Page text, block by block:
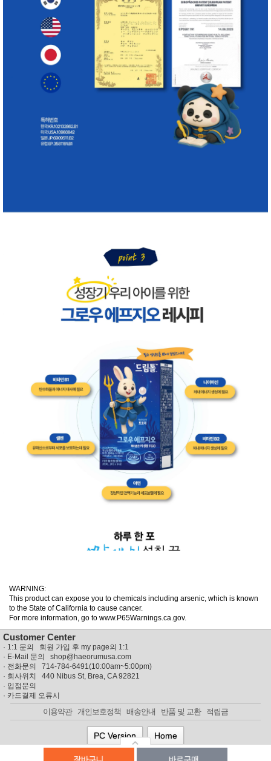
WARNING:
This product can expose you to chemicals including arsenic, which is known
to the State of California to cause cancer.
For more information, go to www.P65Warnings.ca.gov.
Customer Center
· 1:1 문의 회원 가입 후 my page의 1:1
· E-Mail 문의 shop@haeorumusa.com
· 전화문의 714-784-6491(10:00am~5:00pm)
· 회사위치 440 Nibus St, Brea, CA 92821
· 입점문의
· 카드결제 오류시
이용약관 개인보호정책 배송안내 반품 및 교환 적립금
PC Version Home